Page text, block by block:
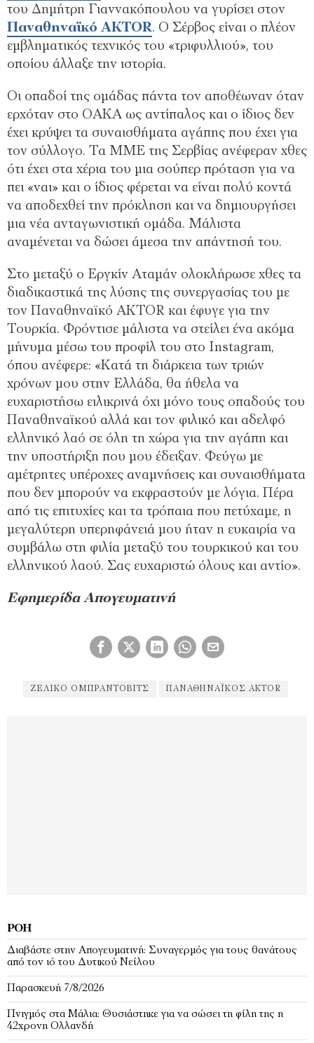
του Δημήτρη Γιαννακόπουλου να γυρίσει στον
Παναθηναϊκό AKTOR. Ο Σέρβος είναι ο πλέον
εμβληματικός τεχνικός του «τριφυλλιού», του
οποίου άλλαξε την ιστορία.
Οι οπαδοί της ομάδας πάντα τον αποθέωναν όταν
ερχόταν στο ΟΑΚΑ ως αντίπαλος και ο ίδιος δεν
έχει κρύψει τα συναισθήματα αγάπης που έχει για
τον σύλλογο. Τα ΜΜΕ της Σερβίας ανέφεραν χθες
ότι έχει στα χέρια του μια σούπερ πρόταση για να
πει «ναι» και ο ίδιος φέρεται να είναι πολύ κοντά
να αποδεχθεί την πρόκληση και να δημιουργήσει
μια νέα ανταγωνιστική ομάδα. Μάλιστα
αναμένεται να δώσει άμεσα την απάντησή του.
Στο μεταξύ ο Εργκίν Αταμάν ολοκλήρωσε χθες τα
διαδικαστικά της λύσης της συνεργασίας του με
τον Παναθηναϊκό AKTOR και έφυγε για την
Τουρκία. Φρόντισε μάλιστα να στείλει ένα ακόμα
μήνυμα μέσω του προφίλ του στο Instagram,
όπου ανέφερε: «Κατά τη διάρκεια των τριών
χρόνων μου στην Ελλάδα, θα ήθελα να
ευχαριστήσω ειλικρινά όχι μόνο τους οπαδούς του
Παναθηναϊκού αλλά και τον φιλικό και αδελφό
ελληνικό λαό σε όλη τη χώρα για την αγάπη και
την υποστήριξη που μου έδειξαν. Φεύγω με
αμέτρητες υπέροχες αναμνήσεις και συναισθήματα
που δεν μπορούν να εκφραστούν με λόγια. Πέρα
από τις επιτυχίες και τα τρόπαια που πετύχαμε, η
μεγαλύτερη υπερηφάνειά μου ήταν η ευκαιρία να
συμβάλω στη φιλία μεταξύ του τουρκικού και του
ελληνικού λαού. Σας ευχαριστώ όλους και αντίο».
Εφημερίδα Απογευματινή
ΖΈΛΙΚΟ ΟΜΠΡΆΝΤΟΒΙΤΣ ΠΑΝΑΘΗΝΑΪΚΌΣ AKTOR
ΡΟΉ
Διαβάστε στην Απογευματινή: Συναγερμός για τους θανάτους
από τον ιό του Δυτικού Νείλου
Παρασκευή 7/8/2026
Πνιγμός στα Μάλια: Θυσιάστηκε για να σώσει τη φίλη της η
42χρονη Ολλανδή